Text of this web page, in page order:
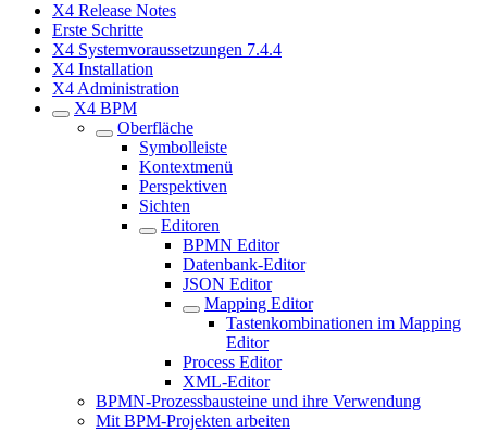
X4 Release Notes
Erste Schritte
X4 Systemvoraussetzungen 7.4.4
X4 Installation
X4 Administration
X4 BPM
Oberfläche
Symbolleiste
Kontextmenü
Perspektiven
Sichten
Editoren
BPMN Editor
Datenbank-Editor
JSON Editor
Mapping Editor
Tastenkombinationen im Mapping
Editor
Process Editor
XML-Editor
BPMN-Prozessbausteine und ihre Verwendung
Mit BPM-Projekten arbeiten